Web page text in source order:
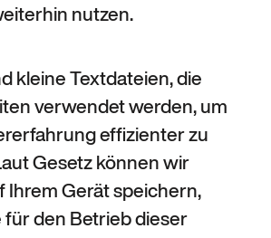
nutzen.
kleine Textdateien, die
verwendet werden, um
effizienter zu
Gesetz können wir
Ihrem Gerät speichern,
den Betrieb dieser